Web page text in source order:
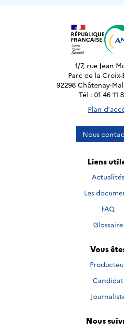
1/7, rue Jean
Parc de la
92298 Châtenay-
Tél : 01 46 11
Plan
Nous
Liens
Actualités
Les
FAQ
Glossaire
Vous
Candidat
Nous